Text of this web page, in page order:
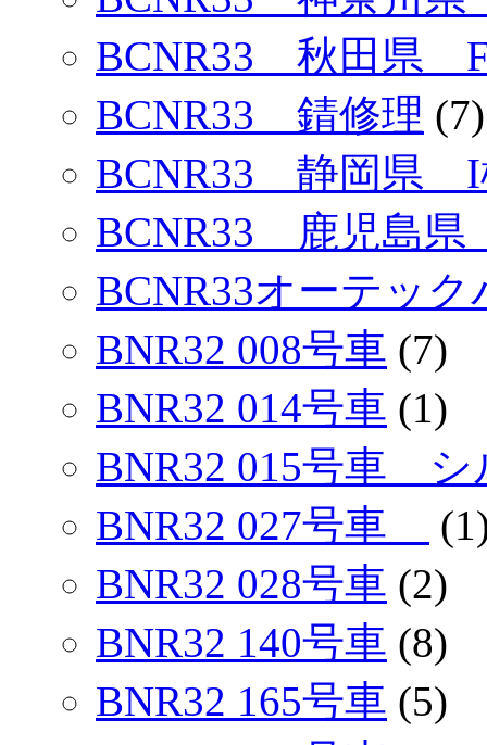
BCNR33 秋田県
BCNR33 錆修理 (7)
BCNR33 静岡県
BCNR33 鹿児島
BCNR33オーテッ
BNR32 008号車 (7)
BNR32 014号車 (1)
BNR32 015号車
BNR32 027号車
BNR32 028号車 (2)
BNR32 140号車 (8)
BNR32 165号車 (5)